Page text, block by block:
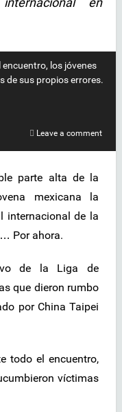
los jóvenes
de sus propios errores.
Leave a comment
parte alta de la
mexicana la
internacional de la
Por ahora.
de la Liga de
que dieron rumbo
por China Taipei
todo el encuentro,
víctimas